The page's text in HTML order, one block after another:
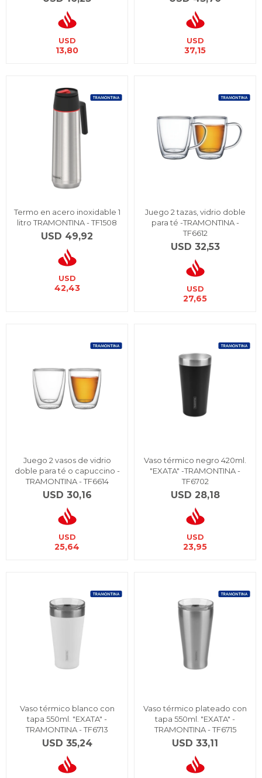
USD
13,80
USD
37,15
Termo en acero inoxidable 1
litro TRAMONTINA - TF1508
USD 49,92
USD
42,43
Juego 2 tazas, vidrio doble
para té -TRAMONTINA -
TF6612
USD 32,53
USD
27,65
Juego 2 vasos de vidrio
doble para té o capuccino -
TRAMONTINA - TF6614
USD 30,16
USD
25,64
Vaso térmico negro 420ml.
"EXATA" -TRAMONTINA -
TF6702
USD 28,18
USD
23,95
Vaso térmico blanco con
tapa 550ml. "EXATA" -
TRAMONTINA - TF6713
USD 35,24
Vaso térmico plateado con
tapa 550ml. "EXATA" -
TRAMONTINA - TF6715
USD 33,11